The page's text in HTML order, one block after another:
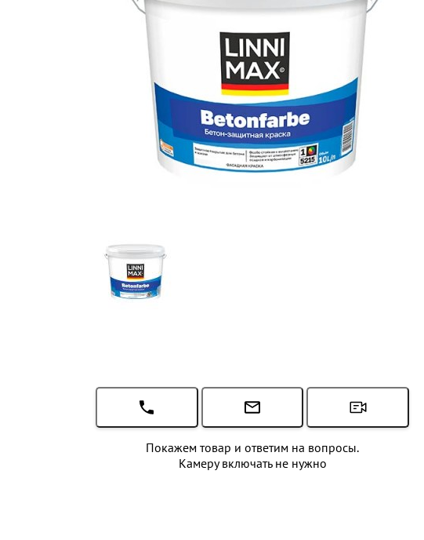
Покажем товар и ответим на вопросы.
Камеру включать не нужно